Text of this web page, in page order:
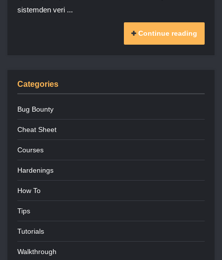
sistemden veri ...
Continue reading
Categories
Bug Bounty
Cheat Sheet
Courses
Hardenings
How To
Tips
Tutorials
Walkthrough